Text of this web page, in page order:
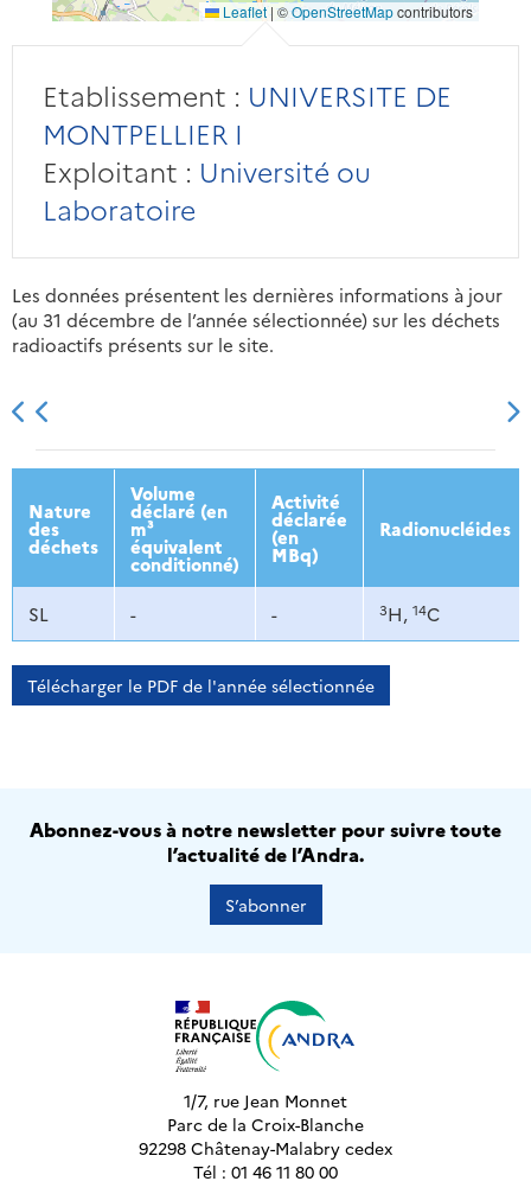
Leaflet|©OpenStreetMapcontributors
Etablissement : UNIVERSITE DE
MONTPELLIER I
Exploitant : Université ou
Laboratoire
Les données présentent les dernières informations à jour
(au 31 décembre de l’année sélectionnée) sur les déchets
radioactifs présents sur le site.
2013 2014 2015 2016
Nature
des
déchets
Volume
déclaré (en
m³
équivalent
conditionné)
Activité
déclarée
(en
MBq)
Radionucléides
SL - - 3H, 14C
Télécharger le PDF de l'année sélectionnée
Abonnez-vous à notre newsletter pour suivre toute
l’actualité de l’Andra.
S’abonner
1/7, rue Jean Monnet
Parc de la Croix-Blanche
92298 Châtenay-Malabry cedex
Tél : 01 46 11 80 00